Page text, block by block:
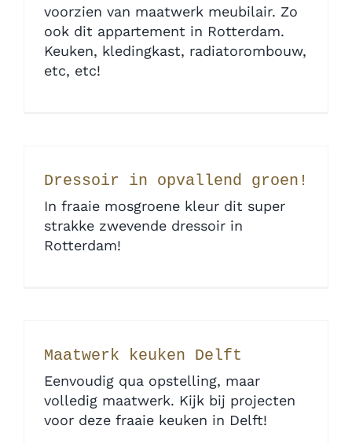
voorzien van maatwerk meubilair. Zo
ook dit appartement in Rotterdam.
Keuken, kledingkast, radiatorombouw,
etc, etc!
Dressoir in opvallend groen!
In fraaie mosgroene kleur dit super
strakke zwevende dressoir in
Rotterdam!
Maatwerk keuken Delft
Eenvoudig qua opstelling, maar
volledig maatwerk. Kijk bij projecten
voor deze fraaie keuken in Delft!